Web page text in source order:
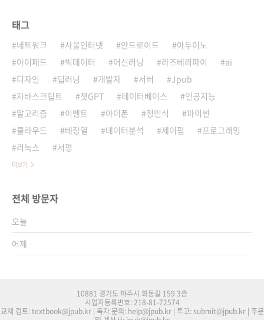
태그
네트워크 사물인터넷 안드로이드
아두이노
아이패드
빅데이터 머신러닝 라즈베리파이
ai
디자인
딥러닝 개발자 서버
Jpub
자바스크립트
챗GPT 데이터베이스
인공지능
알고리즘
이벤트 아이폰 정인식
파이썬
클라우드
배장열 데이터분석 제이펍
프로그래밍
리눅스
서평
더보기
전체 방문자
오늘
어제
10881 경기도 파주시 회동길 159 3층
사업자등록번호: 218-81-72574
교재 검토: textbook@jpub.kr | 독자 문의: help@jpub.kr | 투고: submit@jpub.kr | 주문